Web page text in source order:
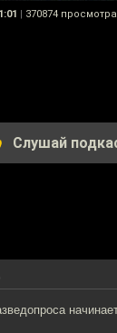
| 370874 просмотра
Слушай